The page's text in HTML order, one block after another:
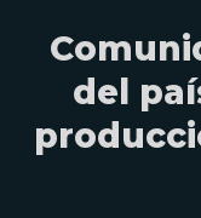
del